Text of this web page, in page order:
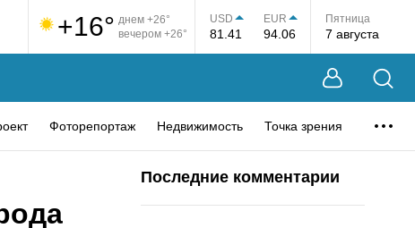
+16° днем +26°
вечером +26°
USD
81.41
EUR
94.06
Пятница
7 августа
Фоторепортаж Недвижимость Точка зрения
Последние комментарии